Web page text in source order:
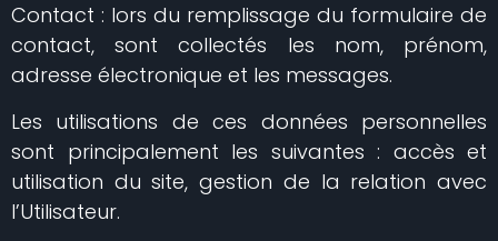
Contact : lors du remplissage du formulaire de
contact, sont collectés les nom, prénom,
adresse électronique et les messages.
Les utilisations de ces données personnelles
sont principalement les suivantes : accès et
utilisation du site, gestion de la relation avec
l’Utilisateur.